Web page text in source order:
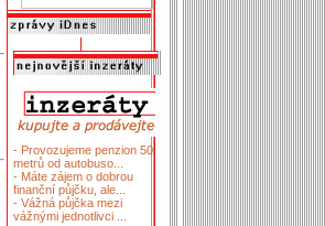
- Provozujeme penzion 50
metrů od autobuso...
- Máte zájem o dobrou
finanční půjčku, ale...
- Vážná půjčka mezi
vážnými jednotlivci ...